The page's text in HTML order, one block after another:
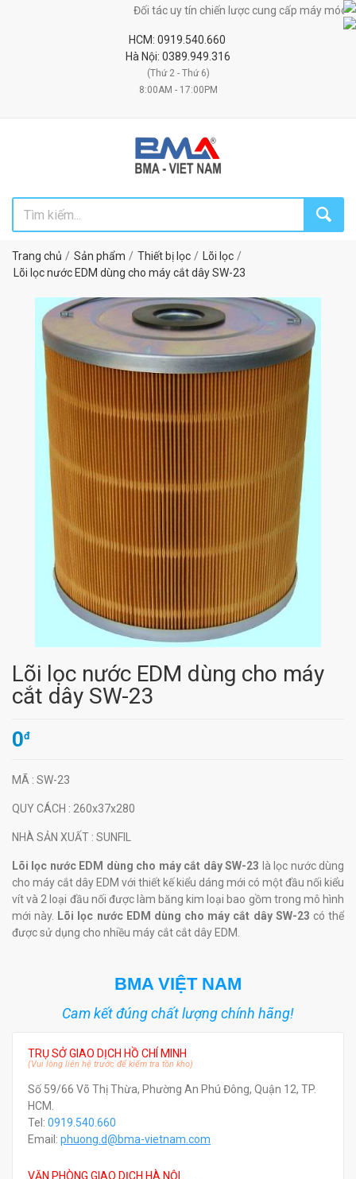
Đối tác uy tín chiến lược cung cấp máy móc, thiết
HCM: 0919.540.660
Hà Nội: 0389.949.316
(Thứ 2 - Thứ 6)
8:00AM - 17:00PM
Trang chủ Sản phẩm Thiết bị lọc
Lõi lọc
Lõi lọc nước EDM dùng cho máy cắt dây SW-23
Lõi lọc nước EDM dùng cho máy
cắt dây SW-23
0đ
MÃ : SW-23
QUY CÁCH : 260x37x280
NHÀ SẢN XUẤT : SUNFIL
Lõi lọc nước EDM dùng cho máy cắt dây SW-23 là lọc nước dùng
cho máy cắt dây EDM với thiết kế kiểu dáng mới có một đầu nối kiểu
vít và 2 loại đầu nối được làm băng kim loại bao gồm trong mô hình
mới này. Lõi lọc nước EDM dùng cho máy cắt dây SW-23 có thể
được sử dụng cho nhiều máy cắt cắt dây EDM.
BMA VIỆT NAM
Cam kết đúng chất lượng chính hãng!
TRỤ SỞ GIAO DỊCH HỒ CHÍ MINH
(Vui lòng liên hệ trước để kiểm tra tồn kho)
Số 59/66 Võ Thị Thừa, Phường An Phú Đông, Quận 12, TP.
HCM.
Tel: 0919.540.660
Email: phuong.d@bma-vietnam.com
VĂN PHÒNG GIAO DỊCH HÀ NỘI